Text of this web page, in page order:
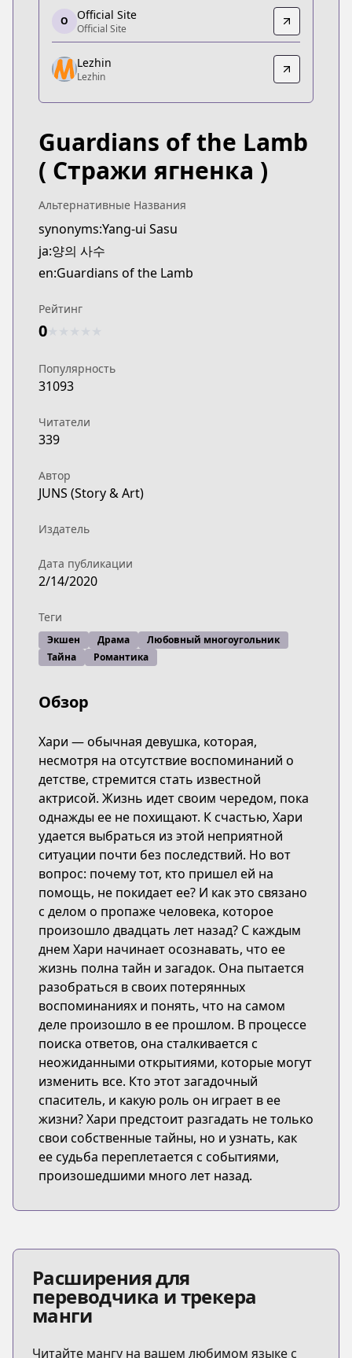
Official Site
Official Site
https://ridibooks.com/books/1746011985
Lezhin
Lezhin
https://www.lezhin.com/en/comic/guardians
O Official Site
Official Site
Lezhin
Lezhin
Guardians of the Lamb
( Стражи ягненка )
Альтернативные Названия
synonyms:Yang-ui Sasu
ja:양의 사수
en:Guardians of the Lamb
Рейтинг
0
Популярность
31093
Читатели
339
Автор
JUNS (Story & Art)
Издатель
Дата публикации
2/14/2020
Теги
Экшен Драма
Любовный многоугольник
Тайна
Романтика
Обзор
Хари — обычная девушка, которая,
несмотря на отсутствие воспоминаний о
детстве, стремится стать известной
актрисой. Жизнь идет своим чередом, пока
однажды ее не похищают. К счастью, Хари
удается выбраться из этой неприятной
ситуации почти без последствий. Но вот
вопрос: почему тот, кто пришел ей на
помощь, не покидает ее? И как это связано
с делом о пропаже человека, которое
произошло двадцать лет назад? С каждым
днем Хари начинает осознавать, что ее
жизнь полна тайн и загадок. Она пытается
разобраться в своих потерянных
воспоминаниях и понять, что на самом
деле произошло в ее прошлом. В процессе
поиска ответов, она сталкивается с
неожиданными открытиями, которые могут
изменить все. Кто этот загадочный
спаситель, и какую роль он играет в ее
жизни? Хари предстоит разгадать не только
свои собственные тайны, но и узнать, как
ее судьба переплетается с событиями,
произошедшими много лет назад.
Расширения для
переводчика и трекера
манги
Читайте мангу на вашем любимом языке с